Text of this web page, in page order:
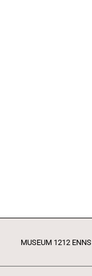
MUSEUM 1212 ENNS